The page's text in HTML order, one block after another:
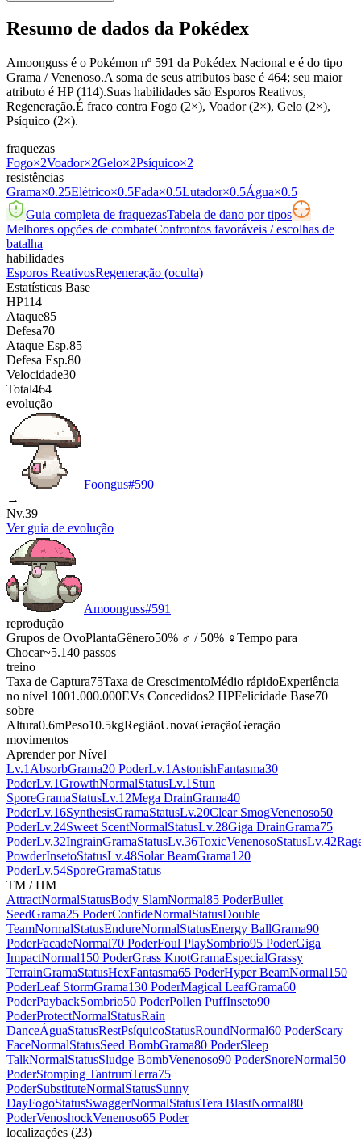
Resumo de dados da Pokédex
Amoonguss é o Pokémon nº 591 da Pokédex Nacional e é do tipo
Grama / Venenoso.A soma de seus atributos base é 464; seu maior
atributo é HP (114).Suas habilidades são Esporos Reativos,
Regeneração.É fraco contra Fogo (2×), Voador (2×), Gelo (2×),
Psíquico (2×).
fraquezas
Fogo×2Voador×2Gelo×2Psíquico×2
resistências
Grama×0.25Elétrico×0.5Fada×0.5Lutador×0.5Água×0.5
Guia completa de fraquezasTabela de dano por tipos
Melhores opções de combateConfrontos favoráveis / escolhas de
batalha
habilidades
Esporos ReativosRegeneração (oculta)
Estatísticas Base
HP114
Ataque85
Defesa70
Ataque Esp.85
Defesa Esp.80
Velocidade30
Total464
evolução
Foongus#590
→
Nv.39
Ver guia de evolução
Amoonguss#591
reprodução
Grupos de OvoPlantaGênero50% ♂ / 50% ♀Tempo para
Chocar~5.140 passos
treino
Taxa de Captura75Taxa de CrescimentoMédio rápidoExperiência
no nível 1001.000.000EVs Concedidos2 HPFelicidade Base70
sobre
Altura0.6mPeso10.5kgRegiãoUnovaGeraçãoGeração
movimentos
Aprender por Nível
Lv.1 AbsorbGrama20 PoderLv.1 AstonishFantasma30
PoderLv.1GrowthNormalStatusLv.1 Stun
SporeGramaStatusLv.12Mega DrainGrama40
PoderLv.16SynthesisGramaStatusLv.20Clear SmogVenenoso50
PoderLv.24Sweet ScentNormalStatusLv.28Giga DrainGrama75
PoderLv.32IngrainGramaStatusLv.36ToxicVenenosoStatusLv.42
PowderInsetoStatusLv.48Solar BeamGrama120
PoderLv.54SporeGramaStatus
TM / HM
AttractNormalStatusBody SlamNormal85 PoderBullet
SeedGrama25 PoderConfideNormalStatusDouble
TeamNormalStatusEndureNormalStatusEnergy BallGrama90
PoderFacadeNormal70 PoderFoul PlaySombrio95 PoderGiga
ImpactNormal150 PoderGrass KnotGramaEspecialGrassy
TerrainGramaStatusHexFantasma65 PoderHyper BeamNormal150
PoderLeaf StormGrama130 PoderMagical LeafGrama60
PoderPaybackSombrio50 PoderPollen PuffInseto90
PoderProtectNormalStatusRain
DanceÁguaStatusRestPsíquicoStatusRoundNormal60 PoderScary
FaceNormalStatusSeed BombGrama80 PoderSleep
TalkNormalStatusSludge BombVenenoso90 PoderSnoreNormal50
PoderStomping TantrumTerra75
PoderSubstituteNormalStatusSunny
DayFogoStatusSwaggerNormalStatusTera BlastNormal80
PoderVenoshockVenenoso65 Poder
localizações (23)